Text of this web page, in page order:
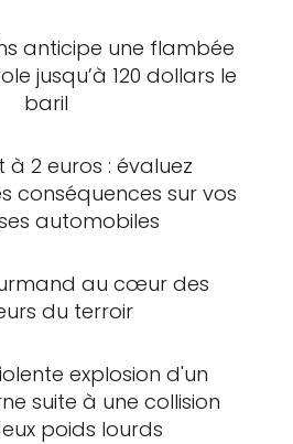
anticipe une flambée
jusqu’à 120 dollars le
baril
2 euros : évaluez
conséquences sur vos
automobiles
au cœur des
du terroir
explosion d'un
suite à une collision
poids lourds